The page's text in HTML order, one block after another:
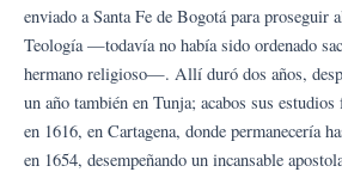
enviado a Santa Fe de Bogotá para proseguir
Teología —todavía no había sido ordenado
hermano religioso—. Allí duró dos años,
un año también en Tunja; acabos sus estudios
en 1616, en Cartagena, donde permanecería
en 1654, desempeñando un incansable